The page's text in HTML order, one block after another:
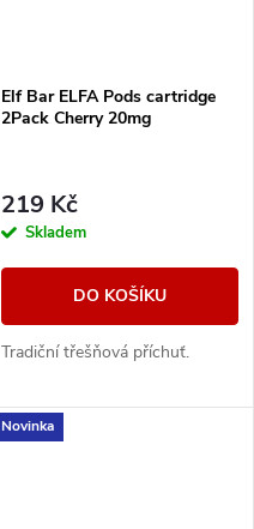
Elf Bar ELFA Pods cartridge
2Pack Cherry 20mg
219 Kč
Skladem
DO KOŠÍKU
Tradiční třešňová příchuť.
Novinka